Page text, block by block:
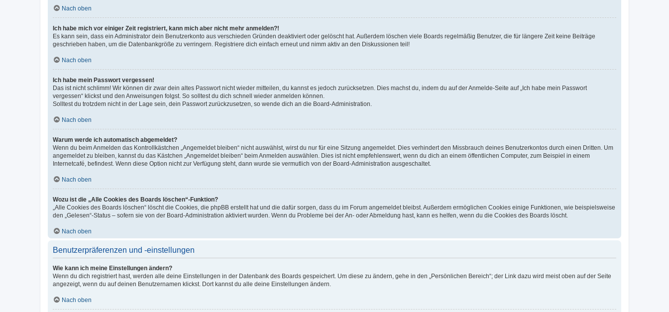
Nach oben
Ich habe mich vor einiger Zeit registriert, kann mich aber nicht mehr anmelden?!
Es kann sein, dass ein Administrator dein Benutzerkonto aus verschieden Gründen deaktiviert oder gelöscht hat. Außerdem löschen viele Boards regelmäßig Benutzer, die für längere Zeit keine Beiträge
geschrieben haben, um die Datenbankgröße zu verringern. Registriere dich einfach erneut und nimm aktiv an den Diskussionen teil!
Nach oben
Ich habe mein Passwort vergessen!
Das ist nicht schlimm! Wir können dir zwar dein altes Passwort nicht wieder mitteilen, du kannst es jedoch zurücksetzen. Dies machst du, indem du auf der Anmelde-Seite auf „Ich habe mein Passwort
vergessen“ klickst und den Anweisungen folgst. So solltest du dich schnell wieder anmelden können.
Solltest du trotzdem nicht in der Lage sein, dein Passwort zurückzusetzen, so wende dich an die Board-Administration.
Nach oben
Warum werde ich automatisch abgemeldet?
Wenn du beim Anmelden das Kontrollkästchen „Angemeldet bleiben“ nicht auswählst, wirst du nur für eine Sitzung angemeldet. Dies verhindert den Missbrauch deines Benutzerkontos durch einen Dritten. Um
angemeldet zu bleiben, kannst du das Kästchen „Angemeldet bleiben“ beim Anmelden auswählen. Dies ist nicht empfehlenswert, wenn du dich an einem öffentlichen Computer, zum Beispiel in einem
Internetcafé, befindest. Wenn diese Option nicht zur Verfügung steht, dann wurde sie vermutlich von der Board-Administration ausgeschaltet.
Nach oben
Wozu ist die „Alle Cookies des Boards löschen“-Funktion?
„Alle Cookies des Boards löschen“ löscht die Cookies, die phpBB erstellt hat und die dafür sorgen, dass du im Forum angemeldet bleibst. Außerdem ermöglichen Cookies einige Funktionen, wie beispielsweise
den „Gelesen“-Status – sofern sie von der Board-Administration aktiviert wurden. Wenn du Probleme bei der An- oder Abmeldung hast, kann es helfen, wenn du die Cookies des Boards löscht.
Nach oben
Benutzerpräferenzen und -einstellungen
Wie kann ich meine Einstellungen ändern?
Wenn du dich registriert hast, werden alle deine Einstellungen in der Datenbank des Boards gespeichert. Um diese zu ändern, gehe in den „Persönlichen Bereich“; der Link dazu wird meist oben auf der Seite
angezeigt, wenn du auf deinen Benutzernamen klickst. Dort kannst du alle deine Einstellungen ändern.
Nach oben